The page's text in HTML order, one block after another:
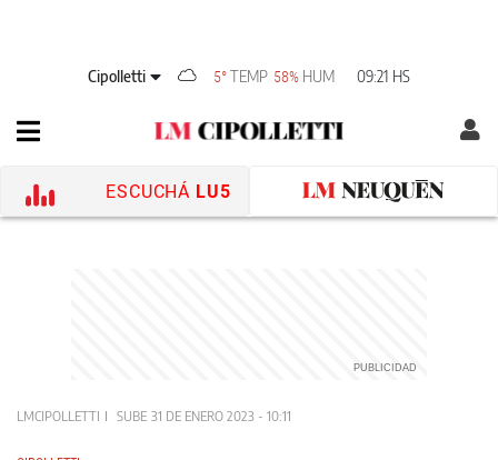
Cipolletti 5° TEMP 58% HUM 09:21 HS
ESCUCHÁ LU5
LMCIPOLLETTI SUBE 31 DE ENERO 2023 - 10:11